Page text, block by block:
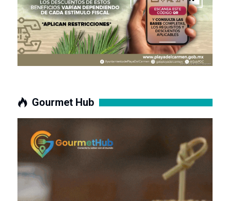
Gourmet Hub